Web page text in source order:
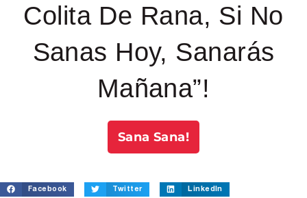
Colita De Rana, Si No
Sanas Hoy, Sanarás
Mañana”!
Sana Sana!
Facebook Twitter LinkedIn